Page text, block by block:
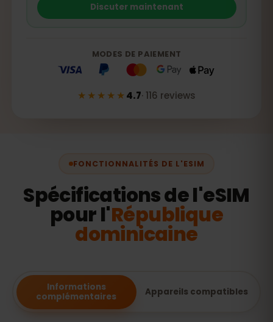
Discuter maintenant
MODES DE PAIEMENT
★★★★★4.7· 116 reviews
FONCTIONNALITÉS DE L'ESIM
Spécifications de l'eSIM
pour l'République
dominicaine
Informations
complémentaires
Appareils compatibles